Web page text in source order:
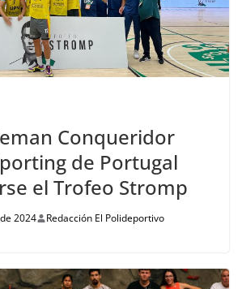
Conqueridor
de Portugal
el Trofeo Stromp
2024 Redacción El Polideportivo